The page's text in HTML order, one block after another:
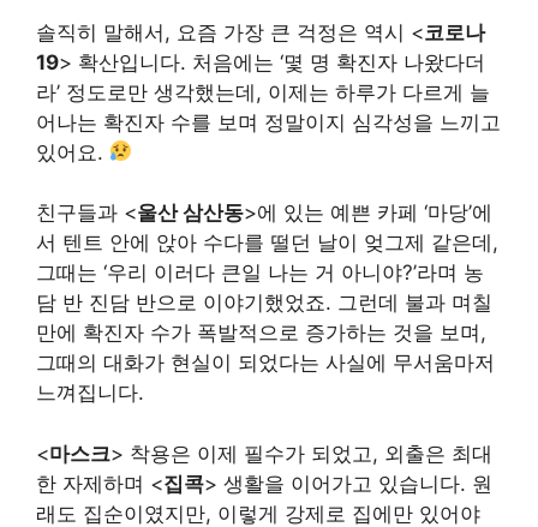
솔직히 말해서, 요즘 가장 큰 걱정은 역시 <코로나
19> 확산입니다. 처음에는 ‘몇 명 확진자 나왔다더
라’ 정도로만 생각했는데, 이제는 하루가 다르게 늘
어나는 확진자 수를 보며 정말이지 심각성을 느끼고
있어요.
친구들과 <울산 삼산동>에 있는 예쁜 카페 ‘마당’에
서 텐트 안에 앉아 수다를 떨던 날이 엊그제 같은데,
그때는 ‘우리 이러다 큰일 나는 거 아니야?’라며 농
담 반 진담 반으로 이야기했었죠. 그런데 불과 며칠
만에 확진자 수가 폭발적으로 증가하는 것을 보며,
그때의 대화가 현실이 되었다는 사실에 무서움마저
느껴집니다.
<마스크> 착용은 이제 필수가 되었고, 외출은 최대
한 자제하며 <집콕> 생활을 이어가고 있습니다. 원
래도 집순이였지만, 이렇게 강제로 집에만 있어야